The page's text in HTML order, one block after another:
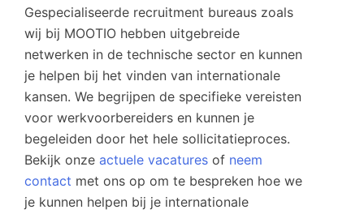
Gespecialiseerde recruitment bureaus zoals
wij bij MOOTIO hebben uitgebreide
netwerken in de technische sector en kunnen
je helpen bij het vinden van internationale
kansen. We begrijpen de specifieke vereisten
voor werkvoorbereiders en kunnen je
begeleiden door het hele sollicitatieproces.
Bekijk onze actuele vacatures of neem
contact met ons op om te bespreken hoe we
je kunnen helpen bij je internationale